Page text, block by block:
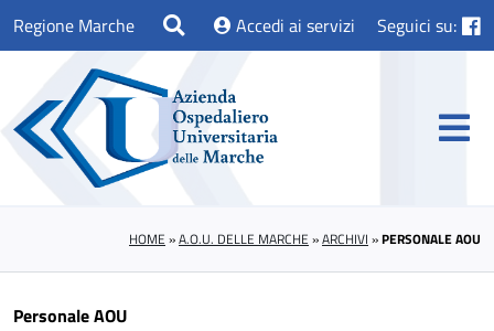
Regione Marche Accedi ai servizi Seguici su:
HOME »A.O.U. DELLE MARCHE »ARCHIVI »PERSONALE AOU
Personale AOU